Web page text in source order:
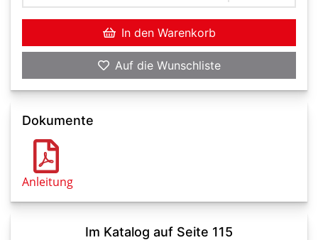
In den Warenkorb
Auf die Wunschliste
Dokumente
Anleitung
Im Katalog auf Seite 115